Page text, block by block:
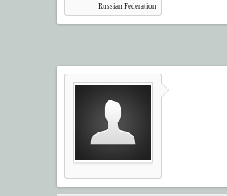
Russian Federation